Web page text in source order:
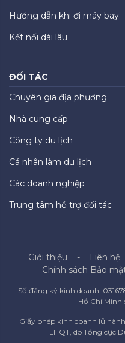
Hướng dẫn khi đi máy bay
Kết nối dài lâu
ĐỐI TÁC
Chuyên gia địa phương
Nhà cung cấp
Công ty du lịch
Cá nhân làm du lịch
Các doanh nghiệp
Trung tâm hỗ trợ đối tác
Giới thiệu Liên hệ
Chính sách Bảo
Số đăng ký kinh doanh:
Hồ Chí Minh
Giấy phép kinh doanh lữ
LHQT, do Tổng cục